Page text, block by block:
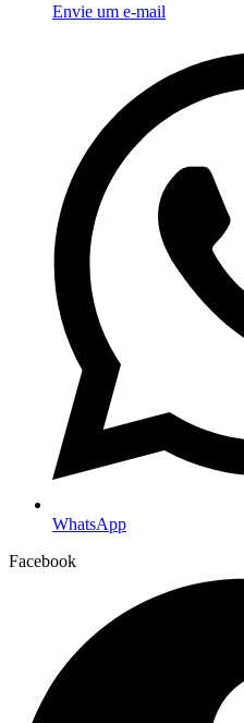
Envie um e-mail
WhatsApp
Facebook